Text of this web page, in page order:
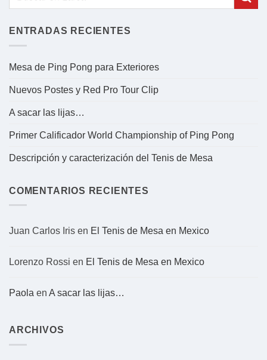
ENTRADAS RECIENTES
Mesa de Ping Pong para Exteriores
Nuevos Postes y Red Pro Tour Clip
A sacar las lijas…
Primer Calificador World Championship of Ping Pong
Descripción y caracterización del Tenis de Mesa
COMENTARIOS RECIENTES
Juan Carlos Iris en El Tenis de Mesa en Mexico
Lorenzo Rossi en El Tenis de Mesa en Mexico
Paola en A sacar las lijas…
ARCHIVOS